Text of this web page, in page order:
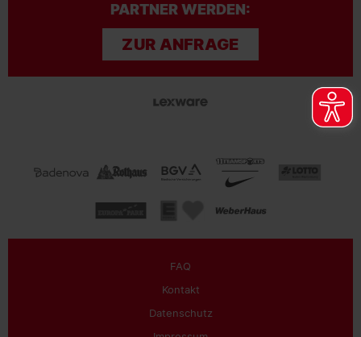
PARTNER WERDEN:
ZUR ANFRAGE
FAQ
Kontakt
Datenschutz